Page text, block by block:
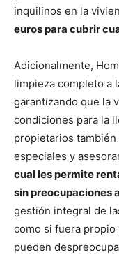
inquilinos en la
euros para cubrir
Adicionalmente,
limpieza completo a
garantizando que la
condiciones para la
propietarios
especiales y
cual les permite
sin preocupaciones
gestión integral de
como si fuera
pueden